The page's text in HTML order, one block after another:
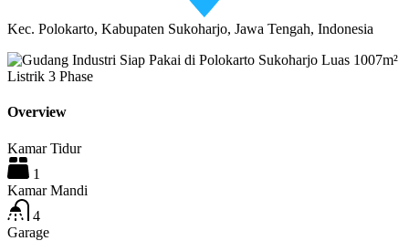
Kec. Polokarto, Kabupaten Sukoharjo, Jawa Tengah, Indonesia
Overview
Kamar Tidur
1
Kamar Mandi
4
Garage